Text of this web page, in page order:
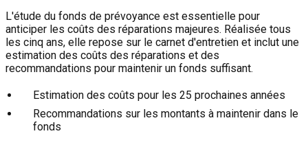
L'étude du fonds de prévoyance est essentielle pour
anticiper les coûts des réparations majeures. Réalisée tous
les cinq ans, elle repose sur le carnet d'entretien et inclut une
estimation des coûts des réparations et des
recommandations pour maintenir un fonds suffisant.
Estimation des coûts pour les 25 prochaines années
Recommandations sur les montants à maintenir dans le
fonds